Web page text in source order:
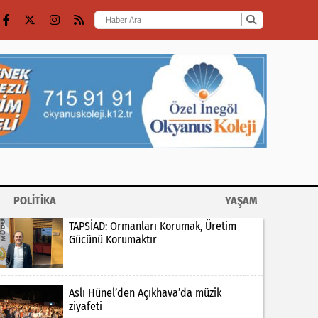
POLİTİKA
YAŞAM
TAPSİAD: Ormanları Korumak, Üretim
Gücünü Korumaktır
Aslı Hünel’den Açıkhava’da müzik
ziyafeti